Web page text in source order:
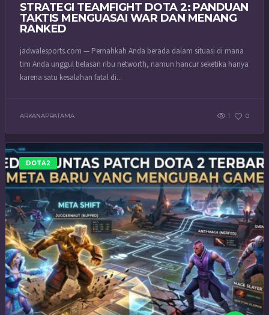
STRATEGI TEAMFIGHT DOTA 2: PANDUAN
TAKTIS MENGUASAI WAR DAN MENANG
RANKED
jadwalesports.com — Pernahkah Anda berada dalam situasi di mana
tim Anda unggul belasan ribu networth, namun hancur seketika hanya
karena satu kesalahan fatal di...
ARKANAPRATAMA 1 0
DOTA2